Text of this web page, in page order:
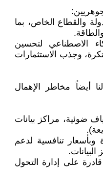
والقطاع الخاص، بما
الاصطناعي لتحسين
وجذب الاستثمارات
أيضاً مخاطر الإهمال
ضوئية، مراكز بيانات
وبأسعار تنافسية لدعم
على إدارة التحول